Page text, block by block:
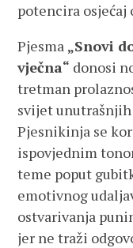
potencira osjećaj
Pjesma „Snovi
vječna“ donosi
tretman
svijet
Pjesnikinja se
ispovjednim
teme poput
emotivnog
ostvarivanja
jer ne traži